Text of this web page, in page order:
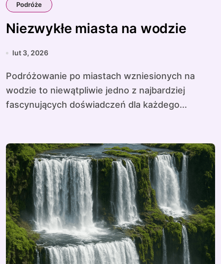
Podróże
Niezwykłe miasta na wodzie
lut 3, 2026
Podróżowanie po miastach wzniesionych na
wodzie to niewątpliwie jedno z najbardziej
fascynujących doświadczeń dla każdego...